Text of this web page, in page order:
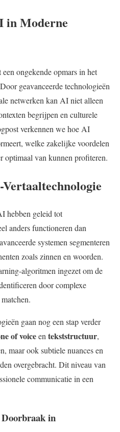
in Moderne
ongekende opmars in het
geavanceerde technologieën
netwerken kan AI niet alleen
begrijpen en culturele
verkennen we hoe AI
welke zakelijke voordelen
optimaal van kunnen profiteren.
hebben geleid tot
anders functioneren dan
systemen segmenteren
zoals zinnen en woorden.
algoritmen ingezet om de
door complexe
gaan nog een stap verder
of voiceen tekststructuur,
maar ook subtiele nuances en
overgebracht. Dit niveau van
communicatie in een
in